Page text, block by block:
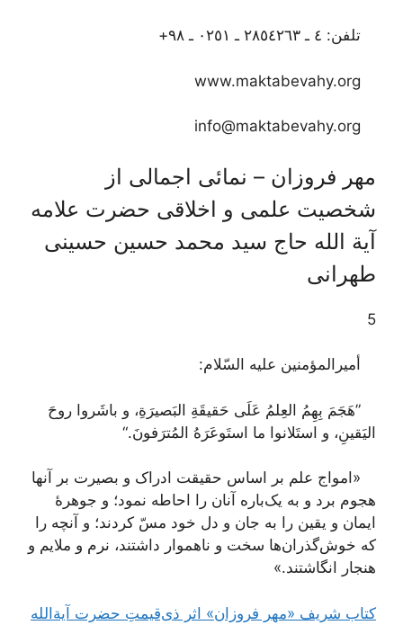
تلفن: ٤ ـ ٢٨٥٤٢٦٣ ـ ٠٢٥١ ـ ٩٨+
مهر فروزان – نمائی اجمالی از
شخصیت علمی و اخلاقی حضرت علامه
آیة الله حاج سید محمد حسین حسینی
طهرانی
5
أمیرالمؤمنین علیه السّلام:
”هَجَمَ بِهِمُ العِلمُ عَلَی حَقیقَةِ البَصیرَةِ، و باشَروا روحَ
الیَقینِ، و استَلانوا ما استَوعَرَهُ المُترَفونَ.“
«امواج علم بر اساس حقیقت ادراک و بصیرت بر آنها
هجوم برد و به یک‌باره آنان را احاطه نمود؛ و جوهرۀ
ایمان و یقین را به جان و دل خود مسّ کردند؛ و آنچه را
که خوش‌گذران‌ها سخت و ناهموار داشتند، نرم و ملایم و
هنجار انگاشتند.»
کتاب شریف «مهر فروزان» اثر ذی‌قیمتِ حضرت آیة‌الله